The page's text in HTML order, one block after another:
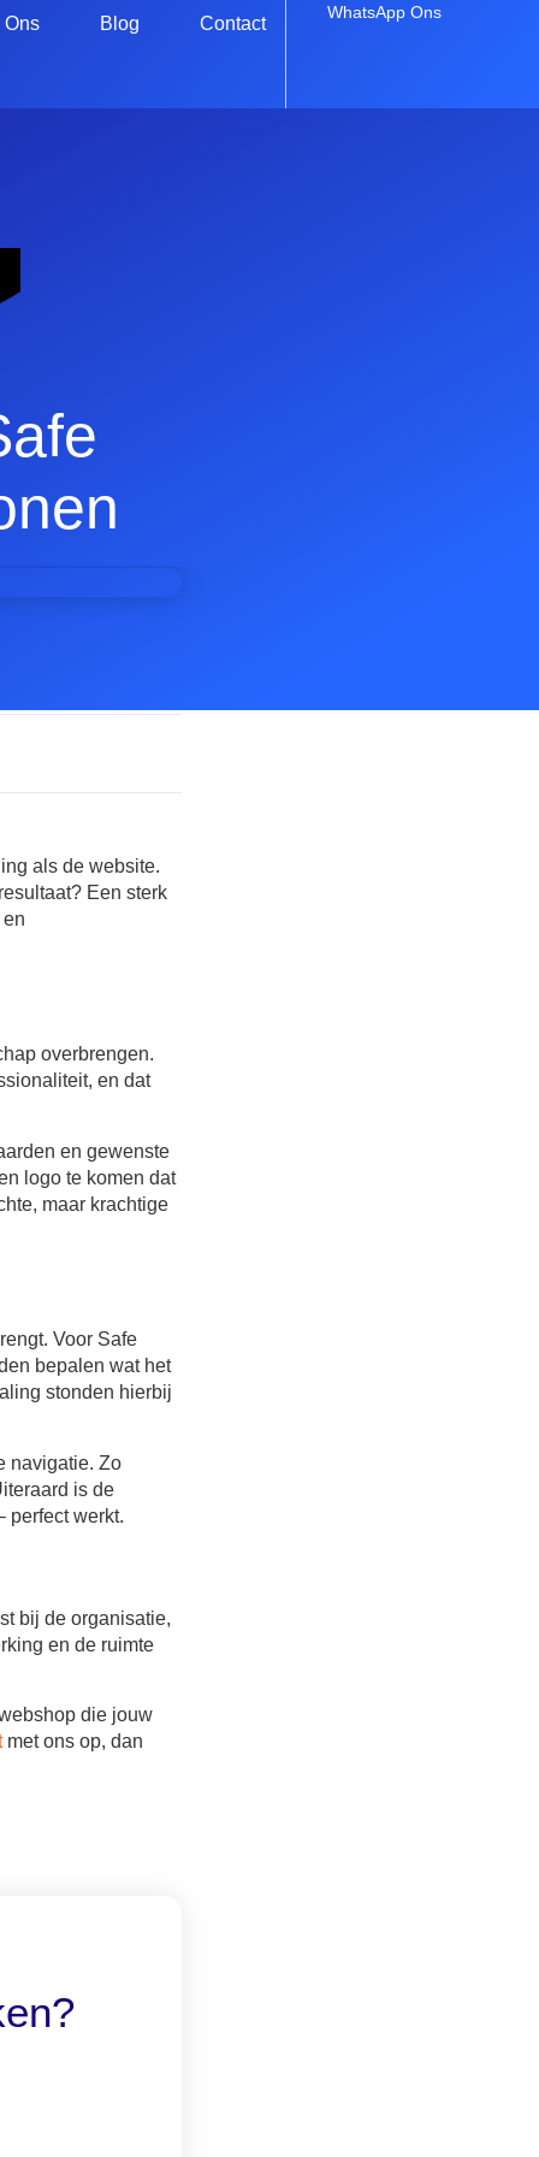
Ons Blog Contact
WhatsApp Ons
als de website.
Een sterk
overbrengen.
en dat
en gewenste
logo te komen dat
maar krachtige
Voor Safe
bepalen wat het
stonden hierbij
navigatie. Zo
is de
perfect werkt.
bij de organisatie,
en de ruimte
die jouw
met ons op, dan